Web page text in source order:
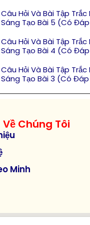
Câu Hỏi Và Bài Tập
Sáng Tạo Bài 5 (Có
Câu Hỏi Và Bài Tập
Sáng Tạo Bài 4 (Có
Câu Hỏi Và Bài Tập
Sáng Tạo Bài 3 (Có
Về Chúng Tôi
Minh